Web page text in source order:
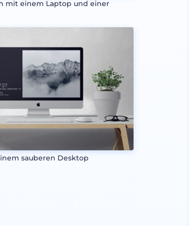
mit einem Laptop und einer
sauberen Desktop